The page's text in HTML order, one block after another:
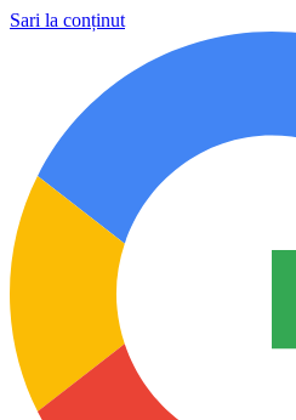
Sari la conținut